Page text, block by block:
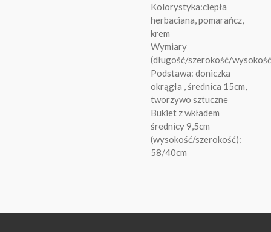
Kolorystyka:ciepła
herbaciana, pomarańcz,
krem
Wymiary
(długość/szerokość/
Podstawa: doniczka
okrągła , średnica 15cm,
tworzywo sztuczne
Bukiet z wkładem
średnicy 9,5cm
(wysokość/szerokość):
58/40cm